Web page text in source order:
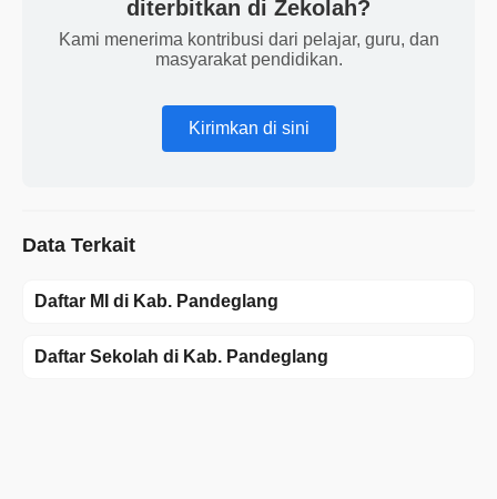
diterbitkan di Zekolah?
Kami menerima kontribusi dari pelajar, guru, dan
masyarakat pendidikan.
Kirimkan di sini
Data Terkait
Daftar MI di Kab. Pandeglang
Daftar Sekolah di Kab. Pandeglang